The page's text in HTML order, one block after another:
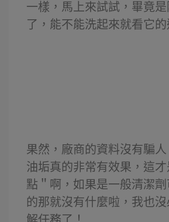
一樣，馬上來試試，畢竟
了，能不能洗起來就看它的
果然，廠商的資料沒有騙
油垢真的非常有效果，這才
點＂啊，如果是一般清潔
的那就沒有什麼啦，我也